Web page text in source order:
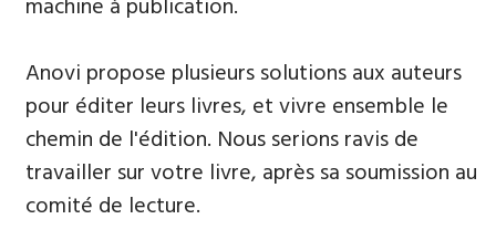
machine à publication.
Anovi propose plusieurs solutions aux auteurs
pour éditer leurs livres, et vivre ensemble le
chemin de l'édition. Nous serions ravis de
travailler sur votre livre, après sa soumission au
comité de lecture.